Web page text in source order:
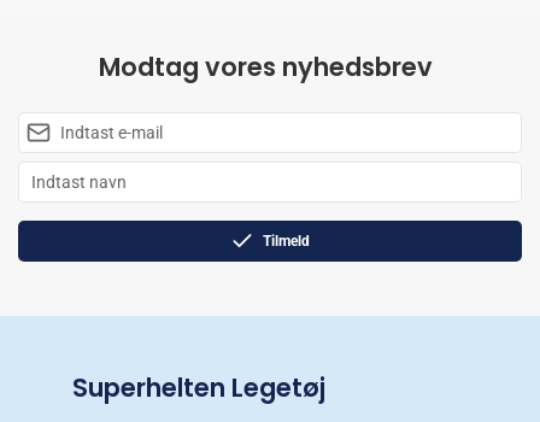
Modtag vores nyhedsbrev
Tilmeld
Superhelten Legetøj